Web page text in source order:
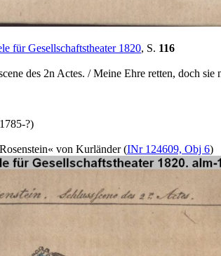
für Gesellschaftstheater 1820, S. 116
des 2n Actes. / Meine Ehre retten, doch
?)
von Kurländer (INr 124609, Obj 6)